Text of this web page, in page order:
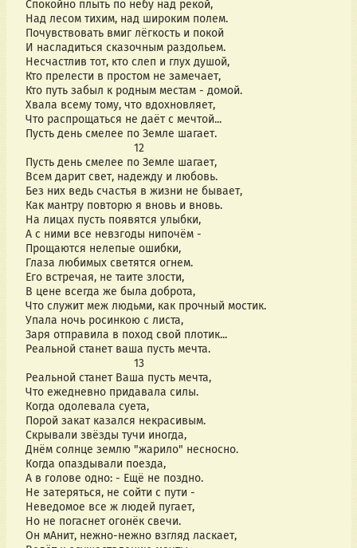
Спокойно плыть по небу над рекой,
Над лесом тихим, над широким полем.
Почувствовать вмиг лёгкость и покой
И насладиться сказочным раздольем.
Несчастлив тот, кто слеп и глух душой,
Кто прелести в простом не замечает,
Кто путь забыл к родным местам - домой.
Хвала всему тому, что вдохновляет,
Что распрощаться не даёт с мечтой...
Пусть день смелее по Земле шагает.
                                  12
Пусть день смелее по Земле шагает,
Всем дарит свет, надежду и любовь.
Без них ведь счастья в жизни не бывает,
Как мантру повторю я вновь и вновь.
На лицах пусть появятся улыбки,
А с ними все невзгоды нипочём -
Прощаются нелепые ошибки,
Глаза любимых светятся огнем.
Его встречая, не таите злости,
В цене всегда же была доброта,
Что служит меж людьми, как прочный мостик.
Упала ночь росинкою с листа,
Заря отправила в поход свой плотик...
Реальной станет ваша пусть мечта.
                                  13
Реальной станет Ваша пусть мечта,
Что ежедневно придавала силы.
Когда одолевала суета,
Порой закат казался некрасивым.
Скрывали звёзды тучи иногда,
Днём солнце землю "жарило" несносно.
Когда опаздывали поезда,
А в голове одно: - Ещё не поздно.
Не затеряться, не сойти с пути -
Неведомое все ж людей пугает,
Но не погаснет огонёк свечи.
Он мАнит, нежно-нежно взгляд ласкает,